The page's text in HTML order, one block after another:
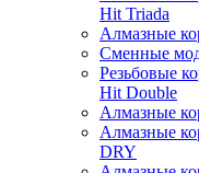
Hit Triada
Алмазные
Сменные
Резьбовые
Hit Double
Алмазные
Алмазные
DRY